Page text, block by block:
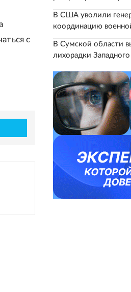
с
В США уволили
координацию
В Сумской области
лихорадки